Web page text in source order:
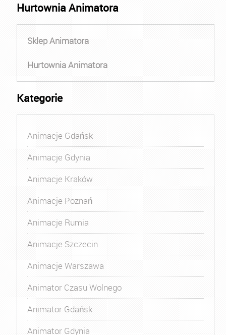
Hurtownia Animatora
Sklep Animatora
Hurtownia Animatora
Kategorie
Animacje Gdańsk
Animacje Gdynia
Animacje Kraków
Animacje Poznań
Animacje Rumia
Animacje Szczecin
Animacje Warszawa
Animator Czasu Wolnego
Animator Gdańsk
Animator Gdynia